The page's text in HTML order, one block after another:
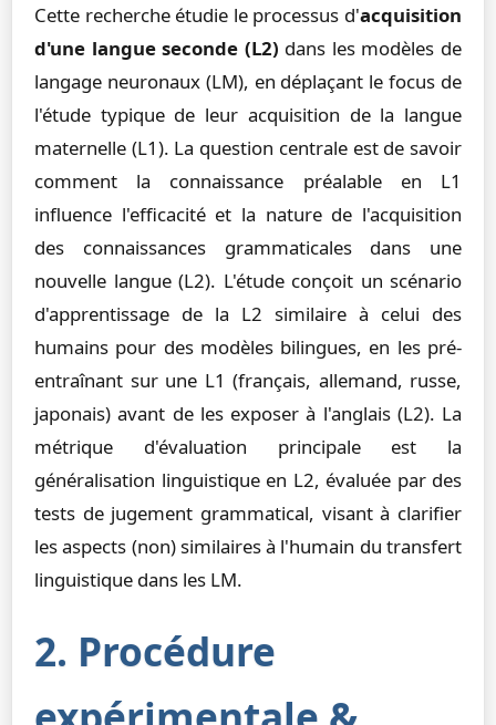
Cette recherche étudie le processus d'acquisition
d'une langue seconde (L2) dans les modèles de
langage neuronaux (LM), en déplaçant le focus de
l'étude typique de leur acquisition de la langue
maternelle (L1). La question centrale est de savoir
comment la connaissance préalable en L1
influence l'efficacité et la nature de l'acquisition
des connaissances grammaticales dans une
nouvelle langue (L2). L'étude conçoit un scénario
d'apprentissage de la L2 similaire à celui des
humains pour des modèles bilingues, en les pré-
entraînant sur une L1 (français, allemand, russe,
japonais) avant de les exposer à l'anglais (L2). La
métrique d'évaluation principale est la
généralisation linguistique en L2, évaluée par des
tests de jugement grammatical, visant à clarifier
les aspects (non) similaires à l'humain du transfert
linguistique dans les LM.
2. Procédure